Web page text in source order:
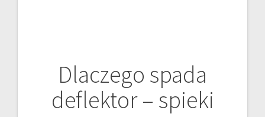
Dlaczego spada
deflektor – spieki